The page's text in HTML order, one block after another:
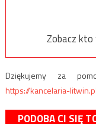
Zobacz kto
Dziękujemy za
https://kancelaria-litwin.pl
PODOBA CI SIĘ